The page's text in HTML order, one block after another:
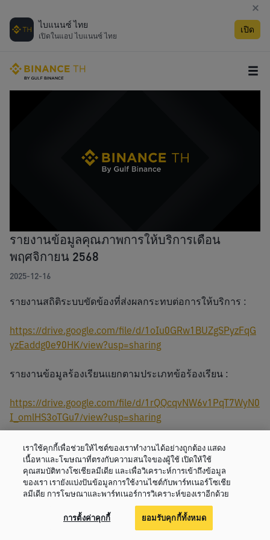
ไบแนนซ์ ไทย
เปิดในแอป ไบแนนซ์ ไทย
เปิด
รายงานข้อมูลคุณภาพการให้บริการเดือน
พฤศจิกายน 2568
2025-12-16
รายงานสถิติระบบขัดข้องที่ส่งผลกระทบต่อการให้บริการ :
https://drive.google.com/file/d/1oIu0GRw1BUZgSPyzFqG
yzEaddg0e90HK/view?usp=sharing
รายงานข้อมูลร้องเรียนแยกตามประเภทข้อร้องเรียน :
https://drive.google.com/file/d/1rQQcqvNW6v1PqT7WyN0
I_omlHS3oTGu7/view?usp=sharing
Related Post
เราใช้คุกกี้เพื่อช่วยให้ไซต์ของเราทำงานได้อย่างถูกต้อง แสดง
เนื้อหาและโฆษณาที่ตรงกับความสนใจของผู้ใช้ เปิดให้ใช้
คุณสมบัติทางโซเชียลมีเดีย และเพื่อวิเคราะห์การเข้าถึงข้อมูล
ของเรา เรายังแบ่งปันข้อมูลการใช้งานไซต์กับพาร์ทเนอร์โซเชีย
ลมีเดีย การโฆษณาและพาร์ทเนอร์การวิเคราะห์ของเราอีกด้วย
การตั้งค่าคุกกี้ ยอมรับคุกกี้ทั้งหมด